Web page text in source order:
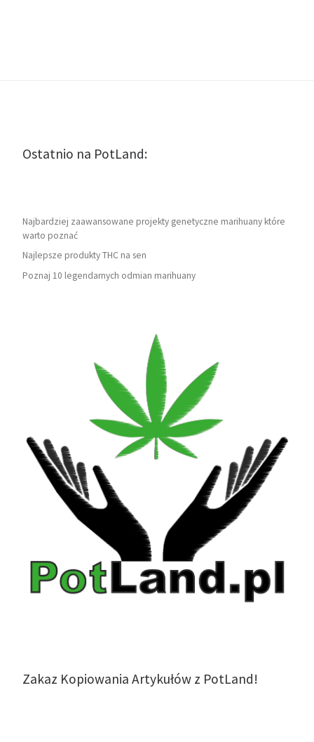
Ostatnio na PotLand:
Najbardziej zaawansowane projekty genetyczne marihuany które
warto poznać
Najlepsze produkty THC na sen
Poznaj 10 legendarnych odmian marihuany
Zakaz Kopiowania Artykułów z PotLand!